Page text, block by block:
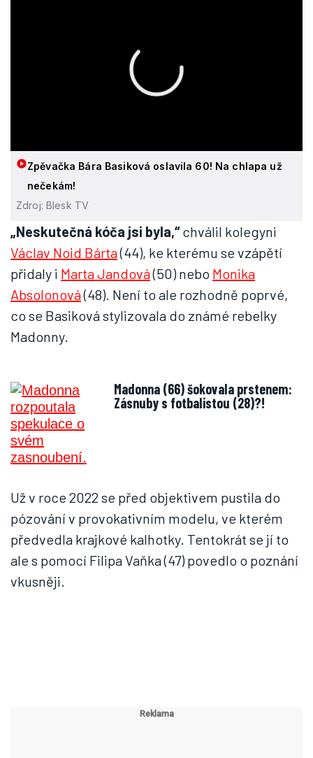
Zpěvačka Bára Basiková oslavila 60! Na chlapa už
nečekám!
Zdroj: Blesk TV
„Neskutečná kóča jsi byla,“chválil kolegyni
Václav Noid Bárta(44), ke kterému se vzápětí
přidaly i Marta Jandová(50) nebo Monika
Absolonová(48). Není to ale rozhodně poprvé,
co se Basiková stylizovala do známé rebelky
Madonny.
Madonna (66) šokovala prstenem:
Zásnuby s fotbalistou (28)?!
Už v roce 2022 se před objektivem pustila do
pózování v provokativním modelu, ve kterém
předvedla krajkové kalhotky. Tentokrát se jí to
ale s pomocí Filipa Vaňka (47) povedlo o poznání
vkusněji.